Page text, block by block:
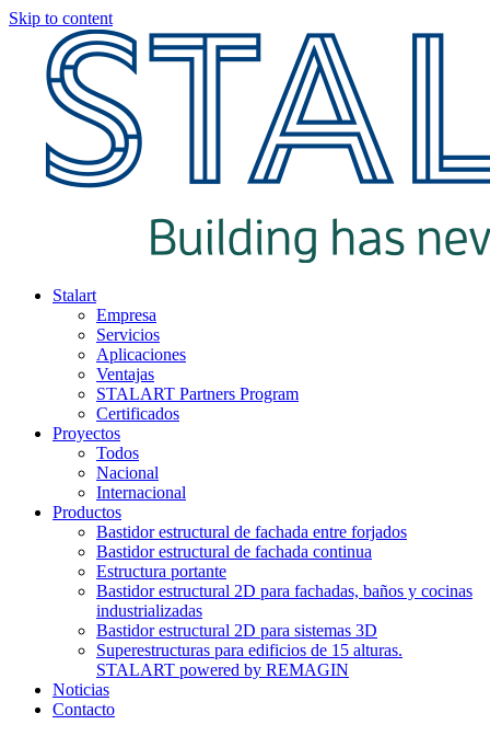
Skip to content
Stalart
Empresa
Servicios
Aplicaciones
Ventajas
STALART Partners Program
Certificados
Proyectos
Todos
Nacional
Internacional
Productos
Bastidor estructural de fachada entre forjados
Bastidor estructural de fachada continua
Estructura portante
Bastidor estructural 2D para fachadas, baños y cocinas
industrializadas
Bastidor estructural 2D para sistemas 3D
Superestructuras para edificios de 15 alturas.
STALART powered by REMAGIN
Noticias
Contacto